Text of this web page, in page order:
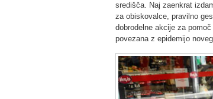
središča. Naj zaenkrat
za obiskovalce, pravilno
dobrodelne akcije za
povezana z epidemijo